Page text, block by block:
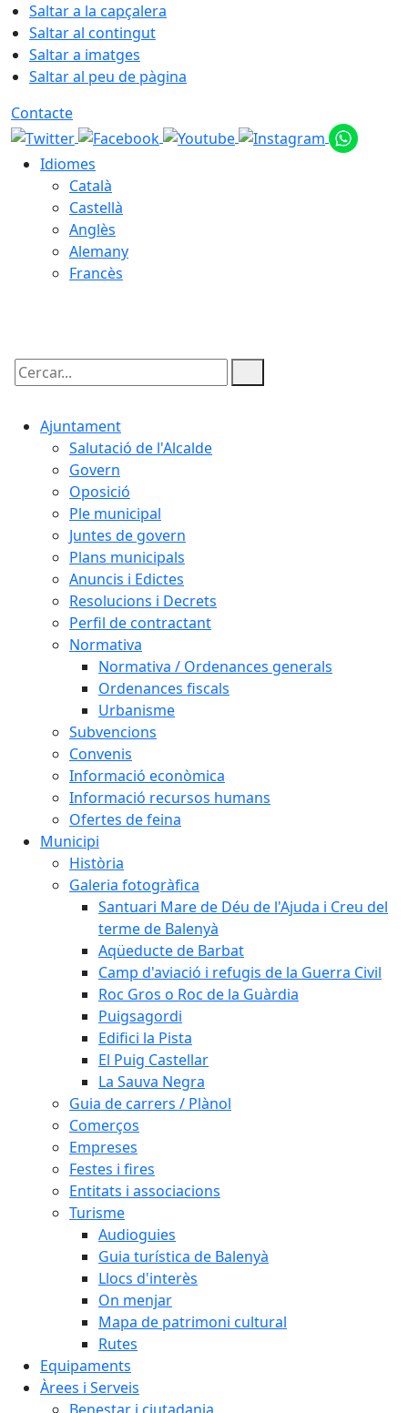
Saltar a la capçalera
Saltar al contingut
Saltar a imatges
Saltar al peu de pàgina
Contacte
Idiomes
Català
Castellà
Anglès
Alemany
Francès
Cercar:
Ajuntament
Salutació de l'Alcalde
Govern
Oposició
Ple municipal
Juntes de govern
Plans municipals
Anuncis i Edictes
Resolucions i Decrets
Perfil de contractant
Normativa
Normativa / Ordenances generals
Ordenances fiscals
Urbanisme
Subvencions
Convenis
Informació econòmica
Informació recursos humans
Ofertes de feina
Municipi
Història
Galeria fotogràfica
Santuari Mare de Déu de l'Ajuda i Creu del
terme de Balenyà
Aqüeducte de Barbat
Camp d'aviació i refugis de la Guerra Civil
Roc Gros o Roc de la Guàrdia
Puigsagordi
Edifici la Pista
El Puig Castellar
La Sauva Negra
Guia de carrers / Plànol
Comerços
Empreses
Festes i fires
Entitats i associacions
Turisme
Audioguies
Guia turística de Balenyà
Llocs d'interès
On menjar
Mapa de patrimoni cultural
Rutes
Equipaments
Àrees i Serveis